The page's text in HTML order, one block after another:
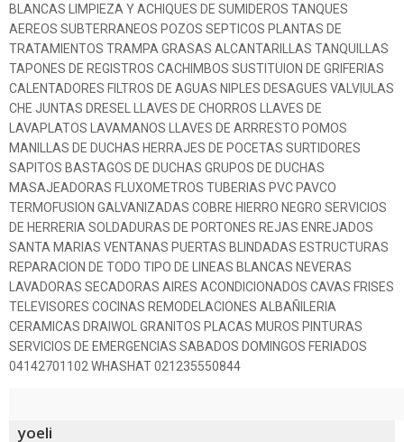
BLANCAS LIMPIEZA Y ACHIQUES DE SUMIDEROS TANQUES
AEREOS SUBTERRANEOS POZOS SEPTICOS PLANTAS DE
TRATAMIENTOS TRAMPA GRASAS ALCANTARILLAS TANQUILLAS
TAPONES DE REGISTROS CACHIMBOS SUSTITUION DE GRIFERIAS
CALENTADORES FILTROS DE AGUAS NIPLES DESAGUES VALVIULAS
CHE JUNTAS DRESEL LLAVES DE CHORROS LLAVES DE
LAVAPLATOS LAVAMANOS LLAVES DE ARRRESTO POMOS
MANILLAS DE DUCHAS HERRAJES DE POCETAS SURTIDORES
SAPITOS BASTAGOS DE DUCHAS GRUPOS DE DUCHAS
MASAJEADORAS FLUXOMETROS TUBERIAS PVC PAVCO
TERMOFUSION GALVANIZADAS COBRE HIERRO NEGRO SERVICIOS
DE HERRERIA SOLDADURAS DE PORTONES REJAS ENREJADOS
SANTA MARIAS VENTANAS PUERTAS BLINDADAS ESTRUCTURAS
REPARACION DE TODO TIPO DE LINEAS BLANCAS NEVERAS
LAVADORAS SECADORAS AIRES ACONDICIONADOS CAVAS FRISES
TELEVISORES COCINAS REMODELACIONES ALBAÑILERIA
CERAMICAS DRAIWOL GRANITOS PLACAS MUROS PINTURAS
SERVICIOS DE EMERGENCIAS SABADOS DOMINGOS FERIADOS
04142701102 WHASHAT 021235550844
yoeli